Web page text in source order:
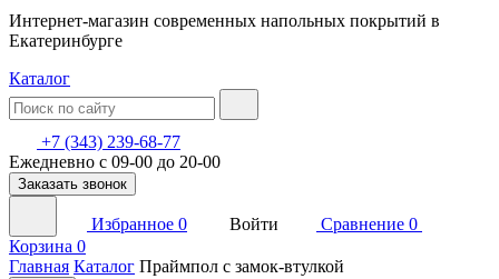
Интернет-магазин современных напольных покрытий в
Екатеринбурге
Каталог
+7 (343) 239-68-77
Ежедневно с 09-00 до 20-00
Заказать звонок
Избранное 0 Войти Сравнение 0
Корзина 0
Главная Каталог Праймпол с замок-втулкой